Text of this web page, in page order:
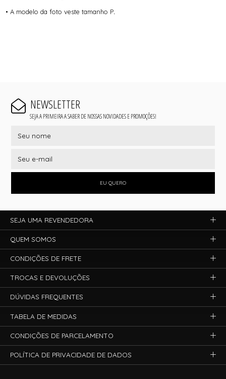
• A modelo da foto veste tamanho P.
NEWSLETTER
SEJA A PRIMEIRA A SABER DE NOSSAS NOVIDADES E PROMOÇÕES!
EU QUERO
SEJA UMA REVENDEDORA
QUEM SOMOS
CONDIÇÕES DE FRETE
TROCAS E DEVOLUÇÕES
DÚVIDAS FREQUENTES
TABELA DE MEDIDAS
CONDIÇÕES DE PARCELAMENTO
POLÍTICA DE PRIVACIDADE DE DADOS